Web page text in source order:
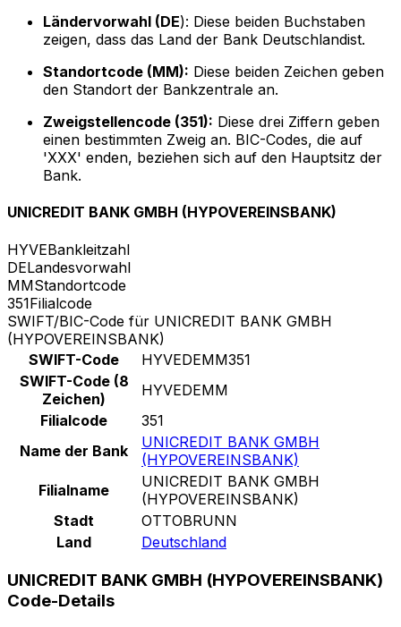
Ländervorwahl (DE): Diese beiden Buchstaben
zeigen, dass das Land der Bank Deutschlandist.
Standortcode (MM): Diese beiden Zeichen geben
den Standort der Bankzentrale an.
Zweigstellencode (351): Diese drei Ziffern geben
einen bestimmten Zweig an. BIC-Codes, die auf
'XXX' enden, beziehen sich auf den Hauptsitz der
Bank.
UNICREDIT BANK GMBH (HYPOVEREINSBANK)
HYVEBankleitzahl
DELandesvorwahl
MMStandortcode
351Filialcode
SWIFT/BIC-Code für UNICREDIT BANK GMBH
(HYPOVEREINSBANK)
SWIFT-Code
HYVEDEMM351
SWIFT-Code (8
Zeichen)
HYVEDEMM
Filialcode
351
Name der Bank
UNICREDIT BANK GMBH
(HYPOVEREINSBANK)
Filialname
UNICREDIT BANK GMBH
(HYPOVEREINSBANK)
Stadt
OTTOBRUNN
Land
Deutschland
UNICREDIT BANK GMBH (HYPOVEREINSBANK)
Code-Details